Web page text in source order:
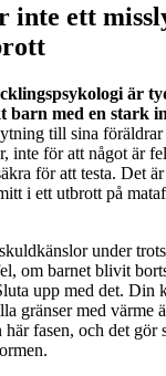
inte ett
är
barn med en stark
till sina föräldrar
inte för att något är
för att testa. Det
i ett utbrott på
under
om barnet blivit
upp med det. Din
gränser med värme
här fasen, och det gör